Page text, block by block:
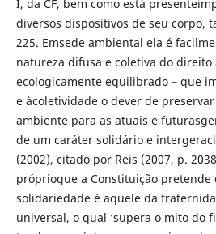
I, da CF, bem como está
diversos dispositivos de seu corpo,
225. Emsede ambiental ela é
natureza difusa e coletiva do
ecologicamente equilibrado – que
e àcoletividade o dever de
ambiente para as atuais e
de um caráter solidário e
(2002), citado por Reis (2007, p.
próprioque a Constituição
solidariedade é aquele da
universal, o qual ‘supera o mito do